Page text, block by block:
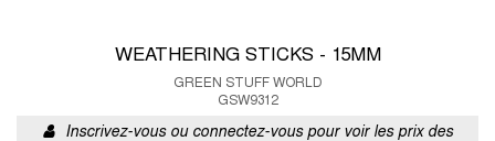
WEATHERING STICKS - 15MM
GREEN STUFF WORLD
GSW9312
Inscrivez-vous ou connectez-vous pour voir les prix des